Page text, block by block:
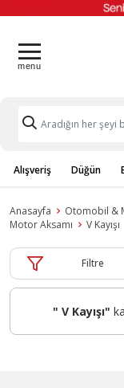
Alışveriş Düğün
Anasayfa Otomobil &
Motor Aksamı
V Kayışı
Filtre
" V Kayışı"